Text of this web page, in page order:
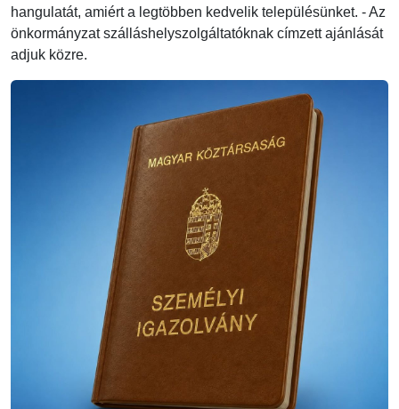
hangulatát, amiért a legtöbben kedvelik településünket. - Az
önkormányzat szálláshelyszolgáltatóknak címzett ajánlását
adjuk közre.